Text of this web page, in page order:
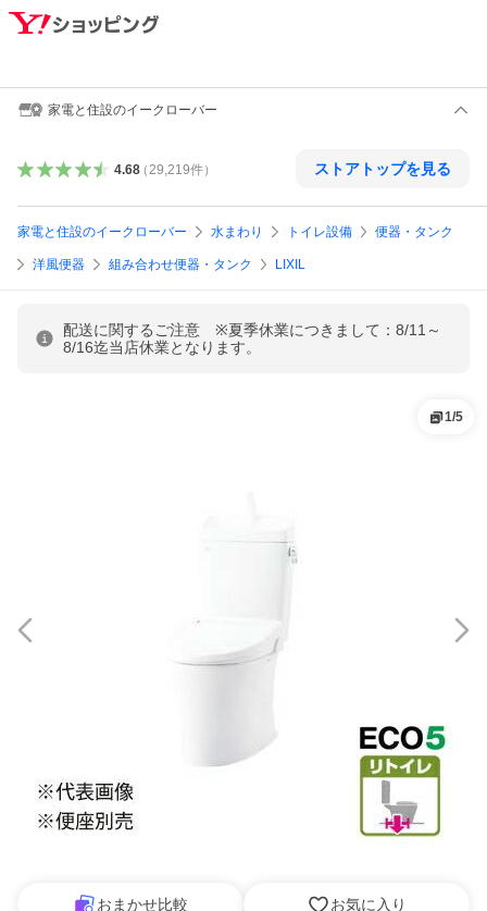
家電と住設のイークローバー
4.68（ 29,219件） ストアトップを見る
家電と住設のイークローバー 水まわり トイレ設備 便器・タンク
洋風便器 組み合わせ便器・タンク LIXIL
配送に関するご注意 ※夏季休業につきまして：8/11～
8/16迄当店休業となります。
1/5
おまかせ比較 お気に入り